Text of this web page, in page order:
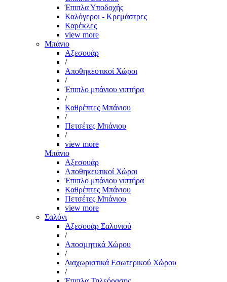
Έπιπλα Υποδοχής
Καλόγεροι - Κρεμάστρες
Καρέκλες
view more
Μπάνιο
Αξεσουάρ
/
Αποθηκευτικοί Χώροι
/
Έπιπλο μπάνιου νιπτήρα
/
Καθρέπτες Μπάνιου
/
Πετσέτες Μπάνιου
/
view more
Μπάνιο
Αξεσουάρ
Αποθηκευτικοί Χώροι
Έπιπλο μπάνιου νιπτήρα
Καθρέπτες Μπάνιου
Πετσέτες Μπάνιου
view more
Σαλόνι
Αξεσουάρ Σαλονιού
/
Αποσμητικά Χώρου
/
Διαχωριστικά Εσωτερικού Χώρου
/